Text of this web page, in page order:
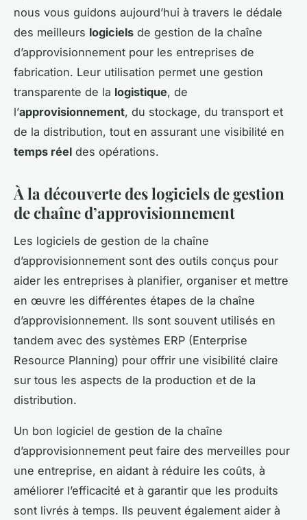
nous vous guidons aujourd’hui à travers le dédale
des meilleurs logiciels de gestion de la chaîne
d’approvisionnement pour les entreprises de
fabrication. Leur utilisation permet une gestion
transparente de la logistique, de
l’approvisionnement, du stockage, du transport et
de la distribution, tout en assurant une visibilité en
temps réel des opérations.
À la découverte des logiciels de gestion
de chaîne d’approvisionnement
Les logiciels de gestion de la chaîne
d’approvisionnement sont des outils conçus pour
aider les entreprises à planifier, organiser et mettre
en œuvre les différentes étapes de la chaîne
d’approvisionnement. Ils sont souvent utilisés en
tandem avec des systèmes ERP (Enterprise
Resource Planning) pour offrir une visibilité claire
sur tous les aspects de la production et de la
distribution.
Un bon logiciel de gestion de la chaîne
d’approvisionnement peut faire des merveilles pour
une entreprise, en aidant à réduire les coûts, à
améliorer l’efficacité et à garantir que les produits
sont livrés à temps. Ils peuvent également aider à